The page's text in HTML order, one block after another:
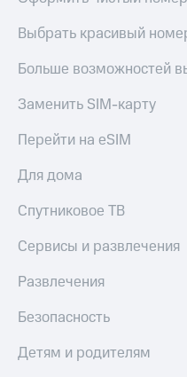
Выбрать красивый
Больше возможностей
Заменить SIM-карту
Перейти на eSIM
Для дома
Спутниковое ТВ
Сервисы и развлечения
Развлечения
Безопасность
Детям и родителям